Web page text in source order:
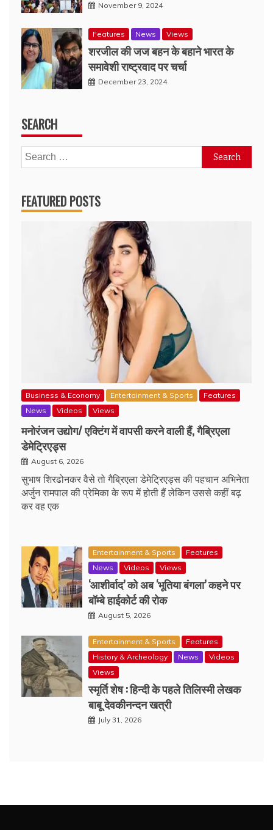
November 9, 2024
Features News Views
शरजील की जज बहन के बहाने भारत के
समावेशी राष्ट्रवाद पर चर्चा
December 23, 2024
SEARCH
Search
for:
FEATURED POSTS
Business & Economy Entertainment & Sports
Features
News
Videos Views
मनोरंजन उद्योग/ एक्टिंग में वापसी करने वाली हैं, गैब्रिएला
डेमेट्रिएड्स
August 6, 2026
सुभाष शिरढोनकर वैसे तो गैब्रिएला डेमेट्रिएड्स की पहचान अभिनेता
अर्जुन रामपाल की प्रेमिका के रूप में होती हैं लेकिन उससे कहीं बढ़
कर वह एक
Entertainment & Sports
Features
News
Videos Views
‘आशीर्वाद’ को अब ‘भूतिया बंगला’ कहने पर
बॉम्बे हाईकोर्ट की रोक
August 5, 2026
Entertainment & Sports
Features
History & Archeology
News
Videos
Views
स्मृर्ति शेष : हिन्दी के पहले तिलिस्मी लेखक
बाबू देवकीनन्दन खत्री
July 31, 2026